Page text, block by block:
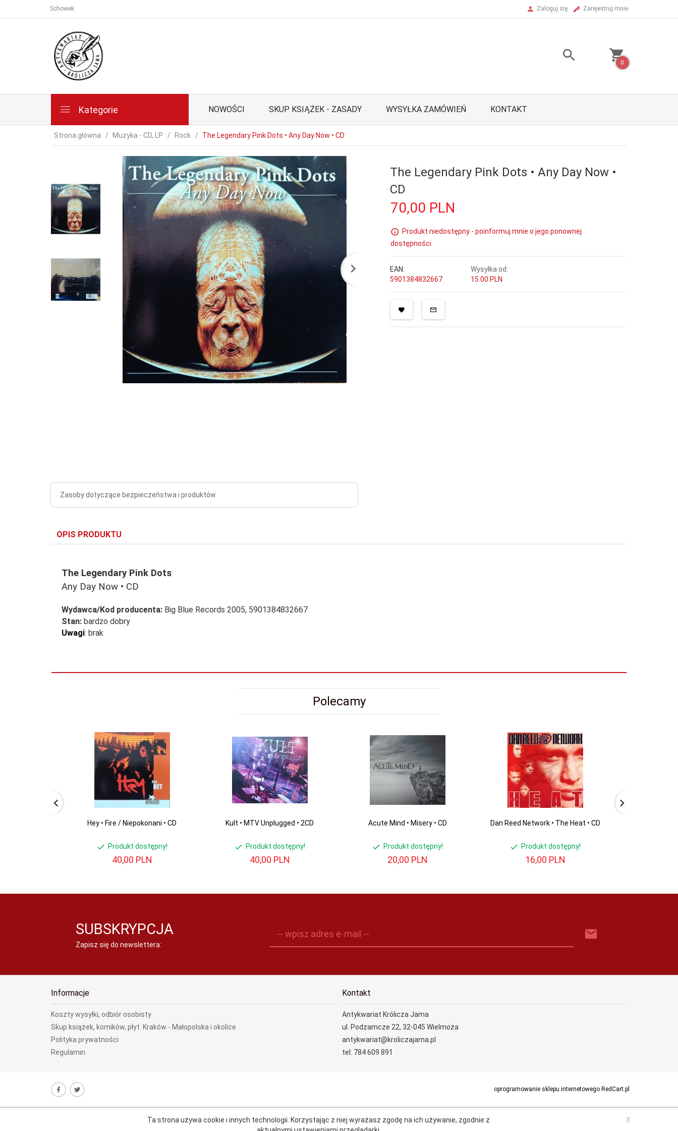
Schowek Zaloguj się Zarejestruj mnie
0
Kategorie NOWOŚCI SKUP KSIĄŻEK - ZASADY WYSYŁKA ZAMÓWIEŃ KONTAKT
Strona główna Muzyka - CD, LP Rock The Legendary Pink Dots • Any Day Now • CD
Zasoby dotyczące bezpieczeństwa i produktów
The Legendary Pink Dots • Any Day Now •
CD
70,00 PLN
Produkt niedostępny - poinformuj mnie o jego ponownej
dostępności.
EAN:
5901384832667
Wysyłka od:
15.00 PLN
OPIS PRODUKTU
The Legendary Pink Dots
Any Day Now • CD
Wydawca/Kod producenta: Big Blue Records 2005, 5901384832667
Stan: bardzo dobry
Uwagi: brak
Polecamy
Hey • Fire / Niepokonani • CD
Produkt dostępny!
40,00 PLN
Kult • MTV Unplugged • 2CD
Produkt dostępny!
40,00 PLN
Acute Mind • Misery • CD
Produkt dostępny!
20,00 PLN
Dan Reed Network • The Heat • CD
Produkt dostępny!
16,00 PLN
SUBSKRYPCJA
Zapisz się do newslettera:
-- wpisz adres e-mail --
Informacje
Koszty wysyłki, odbiór osobisty
Skup książek, komików, płyt. Kraków - Małopolska i okolice
Polityka prywatności
Regulamin
Kontakt
Antykwariat Królicza Jama
ul. Podzamcze 22, 32-045 Wielmoża
antykwariat@kroliczajama.pl
tel: 784 609 891
oprogramowanie sklepu internetowegoRedCart.pl
Ta strona używa cookie i innych technologii.Korzystając z niej wyrażasz zgodę na ich używanie, zgodnie z
X